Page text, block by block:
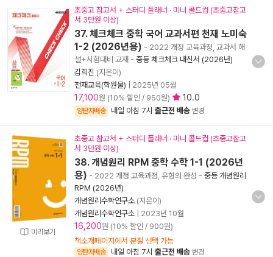
초중고 참고서 + 스터디 플래너 · 미니 콜드컵 (초중고참고
서 3만원 이상)
37. 체크체크 중학 국어 교과서편 천재 노미숙
1-2 (2026년용) - 2022 개정 교육과정, 교과서 해
설+시험대비 교재 - 중등 체크체크 내신서 (2026년)
김희진 (지은이)
천재교육(학원물)
2025년 05월
17,100원 (10% 할인 / 950원) 10.0
양탄자배송 내일 아침 7시 출근전 배송 변경
미리보기
초중고 참고서 + 스터디 플래너 · 미니 콜드컵 (초중고참고
서 3만원 이상)
38. 개념원리 RPM 중학 수학 1-1 (2026년
용) - 2022 개정 교육과정, 유형의 완성 - 중등 개념원리
RPM (2026년)
개념원리수학연구소 (지은이)
개념원리수학연구소
2023년 10월
16,200원 (10% 할인 / 900원)
책소개페이지에서 분철 선택 가능
양탄자배송 내일 아침 7시 출근전 배송 변경